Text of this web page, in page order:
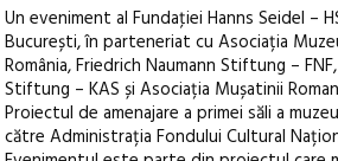
Un eveniment al Fundaţiei Hanns Seidel –
București, în parteneriat cu Asociația
România, Friedrich Naumann Stiftung –
Stiftung – KAS și Asociația Mușatinii
Proiectul de amenajare a primei săli a
către Administrația Fondului Cultural